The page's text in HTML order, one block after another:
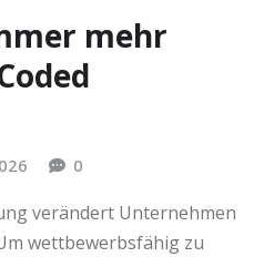
mehr
0
verändert Unternehmen
wettbewerbsfähig zu